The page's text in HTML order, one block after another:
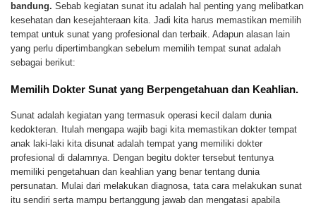
bandung. Sebab kegiatan sunat itu adalah hal penting yang melibatkan
kesehatan dan kesejahteraan kita. Jadi kita harus memastikan memilih
tempat untuk sunat yang profesional dan terbaik. Adapun alasan lain
yang perlu dipertimbangkan sebelum memilih tempat sunat adalah
sebagai berikut:
Memilih Dokter Sunat yang Berpengetahuan dan Keahlian.
Sunat adalah kegiatan yang termasuk operasi kecil dalam dunia
kedokteran. Itulah mengapa wajib bagi kita memastikan dokter tempat
anak laki-laki kita disunat adalah tempat yang memiliki dokter
profesional di dalamnya. Dengan begitu dokter tersebut tentunya
memiliki pengetahuan dan keahlian yang benar tentang dunia
persunatan. Mulai dari melakukan diagnosa, tata cara melakukan sunat
itu sendiri serta mampu bertanggung jawab dan mengatasi apabila